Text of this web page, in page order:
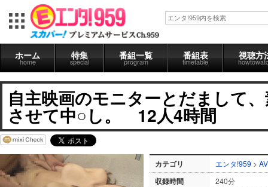
ホーム
home
特集
special
番組一覧
program
番組表
timetable
視聴方
自主映画のモニターとだまして
させて中○し。 12人4時間
カテゴリ エンタ!959 > AV
収録時間 240分